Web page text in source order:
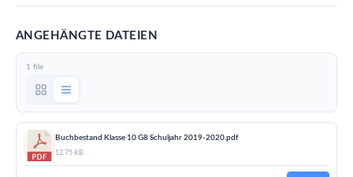
ANGEHÄNGTE DATEIEN
1 file
Buchbestand Klasse 10 G8 Schuljahr 2019-2020.pdf
12.75 KB